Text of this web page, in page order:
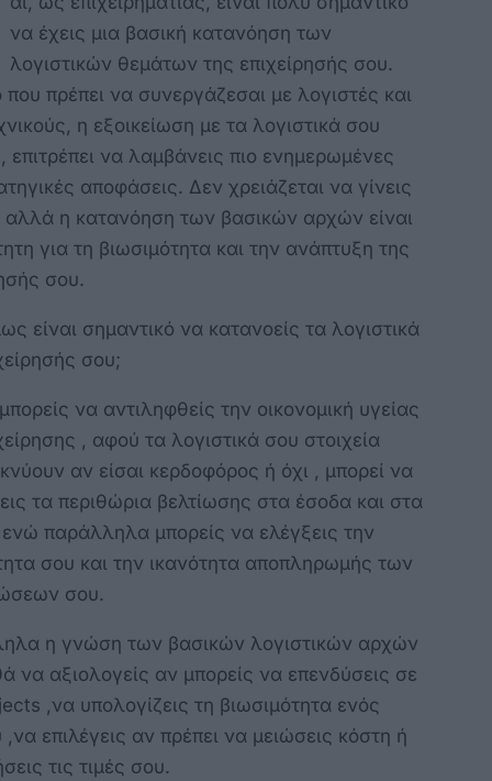
να έχεις μια βασική κατανόηση των
λογιστικών θεμάτων της επιχείρησής σου.
πρέπει να συνεργάζεσαι με λογιστές και
η εξοικείωση με τα λογιστικά σου
επιτρέπει να λαμβάνεις πιο ενημερωμένες
αποφάσεις. Δεν χρειάζεται να γίνεις
αλλά η κατανόηση των βασικών αρχών είναι
για τη βιωσιμότητα και την ανάπτυξη της
σου.
είναι σημαντικό να κατανοείς τα λογιστικά
σου;
να αντιληφθείς την οικονομική υγείας
, αφού τα λογιστικά σου στοιχεία
αν είσαι κερδοφόρος ή όχι , μπορεί να
τα περιθώρια βελτίωσης στα έσοδα και στα
παράλληλα μπορείς να ελέγξεις την
σου και την ικανότητα αποπληρωμής των
σου.
η γνώση των βασικών λογιστικών αρχών
να αξιολογείς αν μπορείς να επενδύσεις σε
,να υπολογίζεις τη βιωσιμότητα ενός
,να επιλέγεις αν πρέπει να μειώσεις κόστη ή
τις τιμές σου.